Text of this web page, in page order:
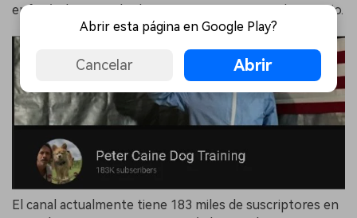
enfocándose en obediencia y entrenamiento de servicio.
El canal actualmente tiene 183 miles de suscriptores en
Abrir esta página en Google Play?
Cancelar Abrir